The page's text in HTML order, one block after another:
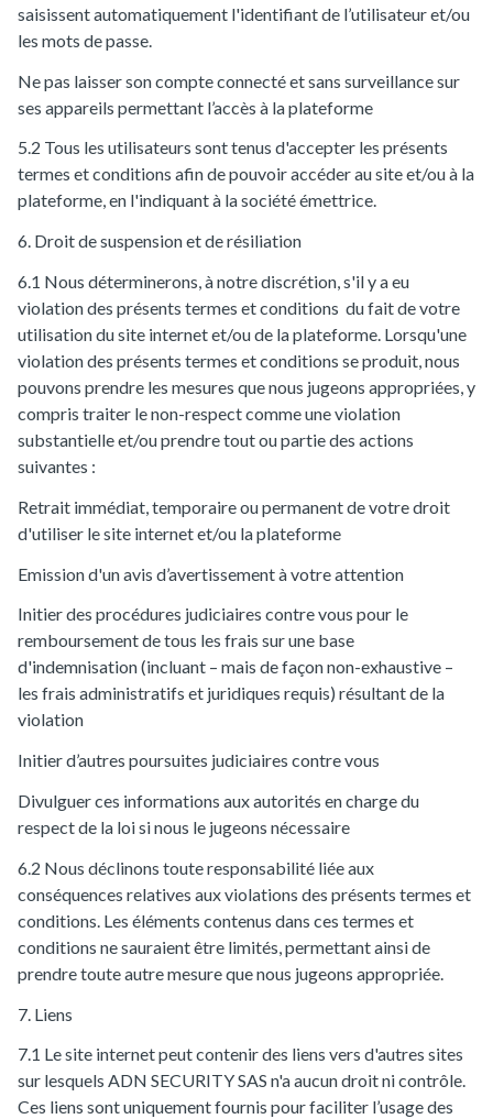
saisissent automatiquement l'identifiant de l’utilisateur et/ou
les mots de passe.
Ne pas laisser son compte connecté et sans surveillance sur
ses appareils permettant l’accès à la plateforme
5.2 Tous les utilisateurs sont tenus d'accepter les présents
termes et conditions afin de pouvoir accéder au site et/ou à la
plateforme, en l'indiquant à la société émettrice.
6. Droit de suspension et de résiliation
6.1 Nous déterminerons, à notre discrétion, s'il y a eu
violation des présents termes et conditions du fait de votre
utilisation du site internet et/ou de la plateforme. Lorsqu'une
violation des présents termes et conditions se produit, nous
pouvons prendre les mesures que nous jugeons appropriées, y
compris traiter le non-respect comme une violation
substantielle et/ou prendre tout ou partie des actions
suivantes :
Retrait immédiat, temporaire ou permanent de votre droit
d'utiliser le site internet et/ou la plateforme
Emission d'un avis d’avertissement à votre attention
Initier des procédures judiciaires contre vous pour le
remboursement de tous les frais sur une base
d'indemnisation (incluant – mais de façon non-exhaustive –
les frais administratifs et juridiques requis) résultant de la
violation
Initier d’autres poursuites judiciaires contre vous
Divulguer ces informations aux autorités en charge du
respect de la loi si nous le jugeons nécessaire
6.2 Nous déclinons toute responsabilité liée aux
conséquences relatives aux violations des présents termes et
conditions. Les éléments contenus dans ces termes et
conditions ne sauraient être limités, permettant ainsi de
prendre toute autre mesure que nous jugeons appropriée.
7. Liens
7.1 Le site internet peut contenir des liens vers d'autres sites
sur lesquels ADN SECURITY SAS n'a aucun droit ni contrôle.
Ces liens sont uniquement fournis pour faciliter l’usage des